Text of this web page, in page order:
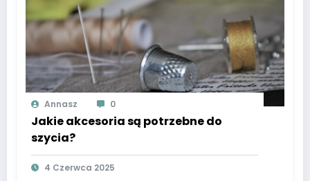
Annasz 0
Jakie akcesoria są potrzebne do
szycia?
4 Czerwca 2025